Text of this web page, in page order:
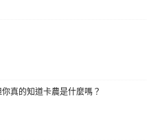
真的知道卡農是什麼嗎？